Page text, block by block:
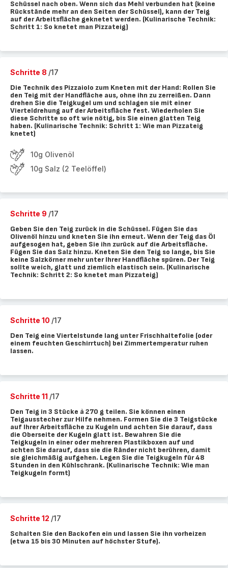
Schüssel nach oben. Wenn sich das Mehl verbunden hat (keine
Rückstände mehr an den Seiten der Schüssel), kann der Teig
auf der Arbeitsfläche geknetet werden. (Kulinarische Technik:
Schritt 1: So knetet man Pizzateig)
Schritte 8 /17
Die Technik des Pizzaiolo zum Kneten mit der Hand: Rollen Sie
den Teig mit der Handfläche aus, ohne ihn zu zerreißen. Dann
drehen Sie die Teigkugel um und schlagen sie mit einer
Vierteldrehung auf der Arbeitsfläche fest. Wiederholen Sie
diese Schritte so oft wie nötig, bis Sie einen glatten Teig
haben. (Kulinarische Technik: Schritt 1: Wie man Pizzateig
knetet)
10g Olivenöl
10g Salz (2 Teelöffel)
Schritte 9 /17
Geben Sie den Teig zurück in die Schüssel. Fügen Sie das
Olivenöl hinzu und kneten Sie ihn erneut. Wenn der Teig das Öl
aufgesogen hat, geben Sie ihn zurück auf die Arbeitsfläche.
Fügen Sie das Salz hinzu. Kneten Sie den Teig so lange, bis Sie
keine Salzkörner mehr unter Ihrer Handfläche spüren. Der Teig
sollte weich, glatt und ziemlich elastisch sein. (Kulinarische
Technik: Schritt 2: So knetet man Pizzateig)
Schritte 10 /17
Den Teig eine Viertelstunde lang unter Frischhaltefolie (oder
einem feuchten Geschirrtuch) bei Zimmertemperatur ruhen
lassen.
Schritte 11 /17
Den Teig in 3 Stücke à 270 g teilen. Sie können einen
Teigausstecher zur Hilfe nehmen. Formen Sie die 3 Teigstücke
auf Ihrer Arbeitsfläche zu Kugeln und achten Sie darauf, dass
die Oberseite der Kugeln glatt ist. Bewahren Sie die
Teigkugeln in einer oder mehreren Plastikboxen auf und
achten Sie darauf, dass sie die Ränder nicht berühren, damit
sie gleichmäßig aufgehen. Legen Sie die Teigkugeln für 48
Stunden in den Kühlschrank. (Kulinarische Technik: Wie man
Teigkugeln formt)
Schritte 12 /17
Schalten Sie den Backofen ein und lassen Sie ihn vorheizen
(etwa 15 bis 30 Minuten auf höchster Stufe).